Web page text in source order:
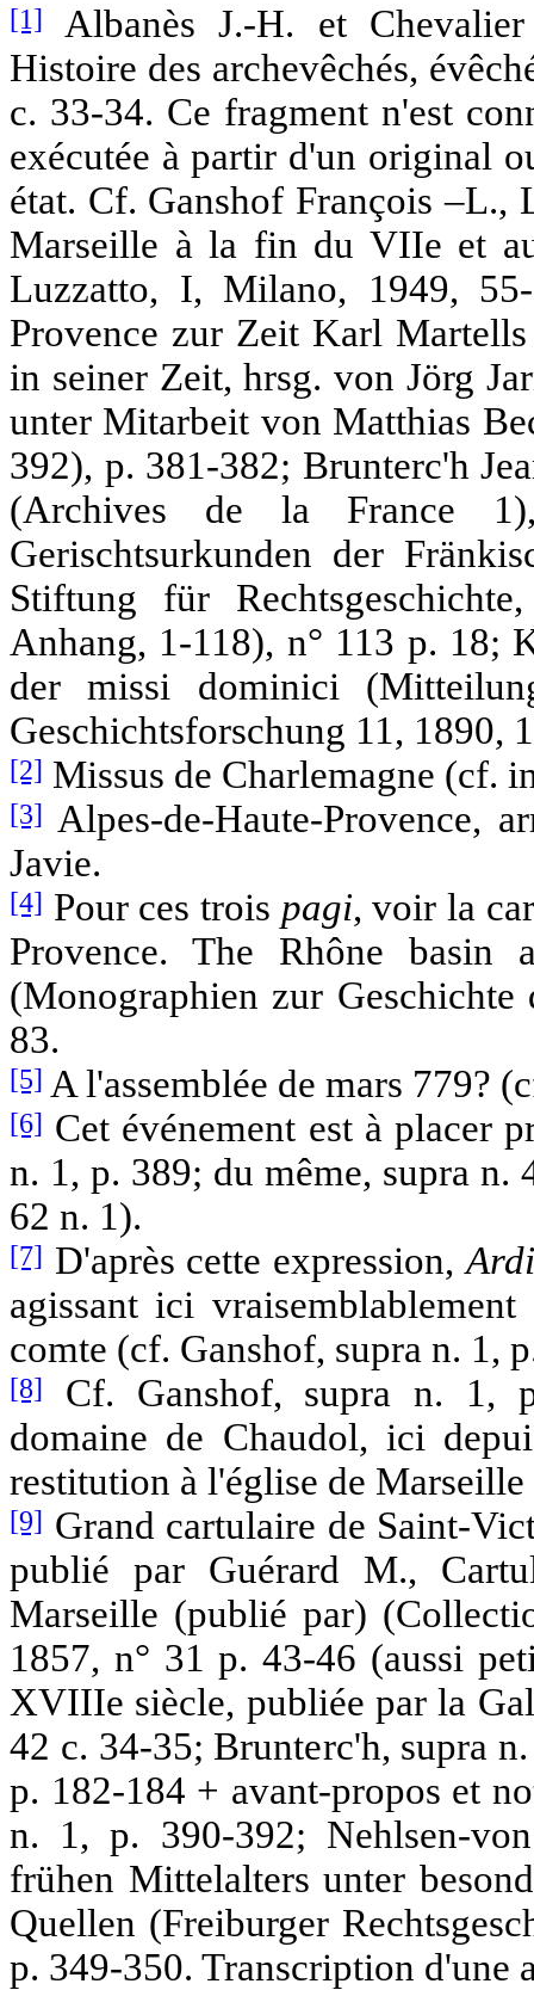
[1]
Albanès J.-H. et
Histoire des archevêchés,
c. 33-34. Ce fragment n'est
exécutée à partir d'un original
état. Cf. Ganshof François –L.,
Marseille à la fin du VIIe et
Luzzatto, I, Milano, 1949,
Provence zur Zeit Karl
in seiner Zeit, hrsg. von Jörg
unter Mitarbeit von Matthias
392), p. 381-382; Brunterc'h
(Archives de la France
Gerischtsurkunden der
Stiftung für
Anhang, 1-118), n° 113 p. 18;
der missi dominici
Geschichtsforschung 11, 1890,
[2] Missus de Charlemagne (cf.
[3] Alpes-de-Haute-Provence,
Javie.
[4] Pour ces trois pagi, voir la
Provence. The Rhône
(Monographien zur
83.
[5] A l'assemblée de mars 779?
[6] Cet événement est à placer
n. 1, p. 389; du même, supra n.
62 n. 1).
[7] D'après cette expression,
agissant ici
comte (cf. Ganshof, supra n. 1,
[8]
Cf. Ganshof, supra n. 1,
domaine de Chaudol, ici
restitution à l'église de Marseille
[9] Grand cartulaire de Saint-
publié par Guérard M.,
Marseille (publié par)
1857, n° 31 p. 43-46 (aussi
XVIIIe siècle, publiée par la
42 c. 34-35; Brunterc'h, supra
p. 182-184 + avant-propos et
n. 1, p. 390-392; Nehlsen-
frühen Mittelalters unter
Quellen (Freiburger
p. 349-350. Transcription d'une